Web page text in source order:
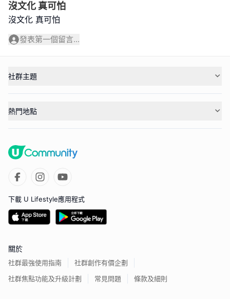
沒文化 真可怕
沒文化 真可怕
發表第一個留言...
社群主題
熱門地點
下載 U Lifestyle應用程式
關於
社群最強使用指南
社群創作有價企劃
社群焦點功能及升級計劃
常見問題 條款及細則